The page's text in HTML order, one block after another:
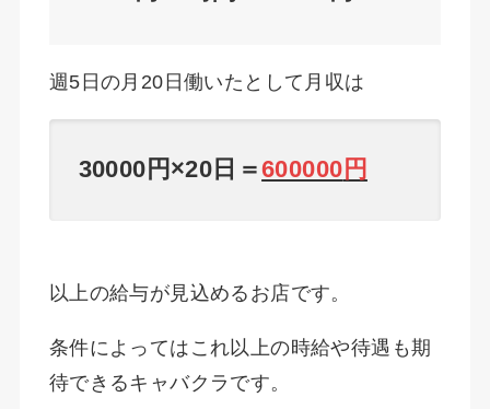
週5日の月20日働いたとして月収は
30000円×20日＝600000 円
以上の給与が見込めるお店です。
条件によってはこれ以上の時給や待遇も期
待できるキャバクラです。